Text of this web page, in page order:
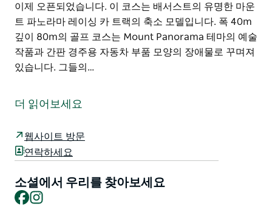
이제 오픈되었습니다. 이 코스는 배서스트의 유명한 마운
트 파노라마 레이싱 카 트랙의 축소 모델입니다. 폭 40m
깊이 80m의 골프 코스는 Mount Panorama 테마의 예술
작품과 간판 경주용 자동차 부품 모양의 장애물로 꾸며져
있습니다. 그들의…
Hunter 지역에서 가장 크고 빠르며 흥미진진한 4행정 고
고 카트 고 헌터 밸리에는 헌터 밸리 전체 지역에서 가장
습니다.
그들의 고 카트는 유럽의 최신 사양 RIMO 고 카트이며 특
더 읽어보세요
웹사이트 방문
연락하세요
소셜에서 우리를 찾아보세요
Facebook